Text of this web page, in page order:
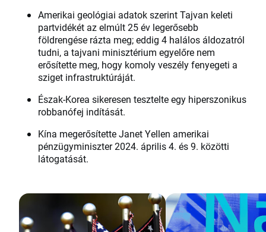
Amerikai geológiai adatok szerint Tajvan keleti
partvidékét az elmúlt 25 év legerősebb
földrengése rázta meg; eddig 4 halálos áldozatról
tudni, a tajvani minisztérium egyelőre nem
erősítette meg, hogy komoly veszély fenyegeti a
sziget infrastruktúráját.
Észak-Korea sikeresen tesztelte egy hiperszonikus
robbanófej indítását.
Kína megerősítette Janet Yellen amerikai
pénzügyminiszter 2024. április 4. és 9. közötti
látogatását.